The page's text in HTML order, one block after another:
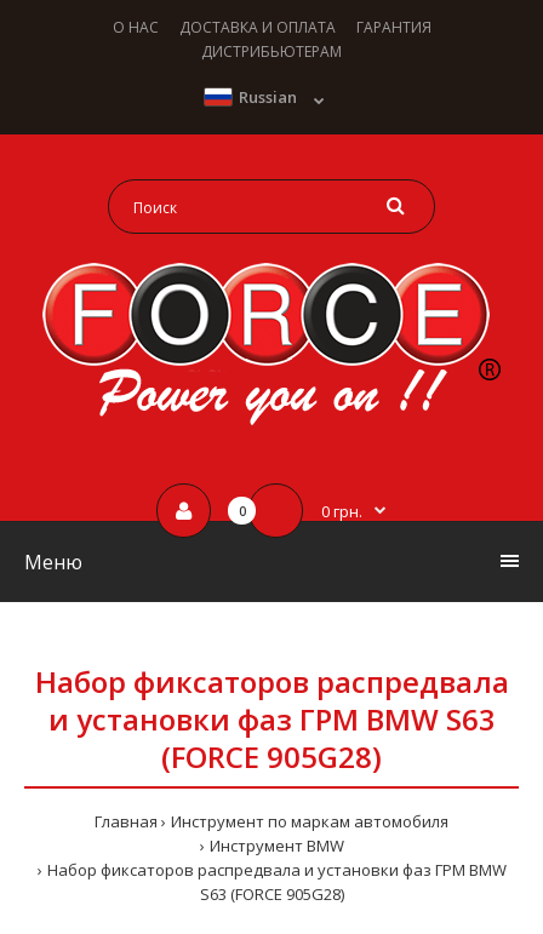
О НАС ДОСТАВКА И ОПЛАТА
ГАРАНТИЯ
ДИСТРИБЬЮТЕРАМ
Russian
0 0 грн.
Меню
Набор фиксаторов распредвала
и установки фаз ГРМ BMW S63
(FORCE 905G28)
Главная
Инструмент по маркам автомобиля
Инструмент BMW
Набор фиксаторов распредвала и установки фаз ГРМ BMW
S63 (FORCE 905G28)